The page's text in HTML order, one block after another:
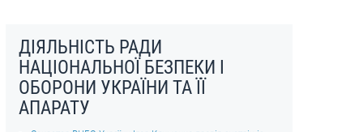
ДІЯЛЬНІСТЬ РАДИ
НАЦІОНАЛЬНОЇ БЕЗПЕКИ І
ОБОРОНИ УКРАЇНИ ТА ЇЇ
АПАРАТУ